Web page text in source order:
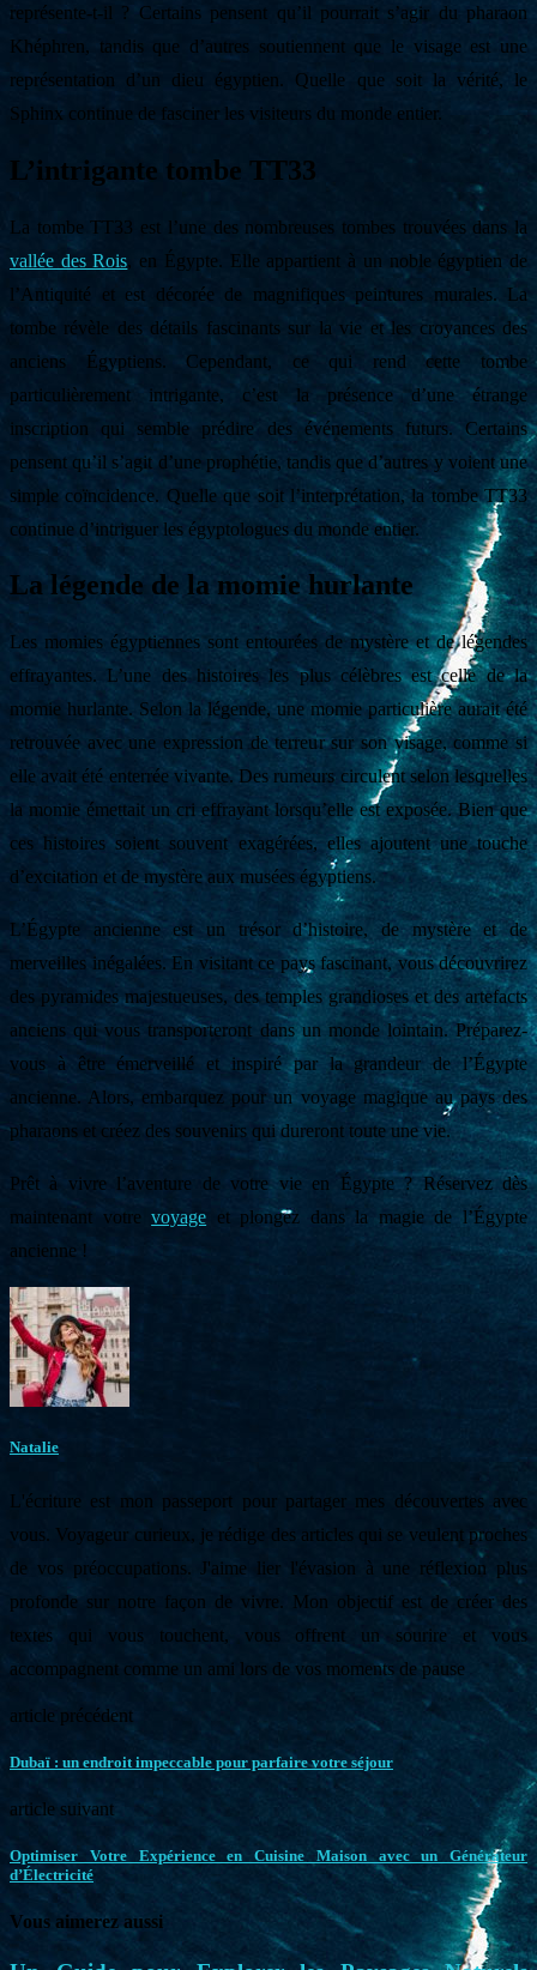
représente-t-il ? Certains pensent qu’il pourrait s’agir du pharaon
Khéphren, tandis que d’autres soutiennent que le visage est une
représentation d’un dieu égyptien. Quelle que soit la vérité, le
Sphinx continue de fasciner les visiteurs du monde entier.
L’intrigante tombe TT33
La tombe TT33 est l’une des nombreuses tombes trouvées dans la
vallée des Rois, en Égypte. Elle appartient à un noble égyptien de
l’Antiquité et est décorée de magnifiques peintures murales. La
tombe révèle des détails fascinants sur la vie et les croyances des
anciens Égyptiens. Cependant, ce qui rend cette tombe
particulièrement intrigante, c’est la présence d’une étrange
inscription qui semble prédire des événements futurs. Certains
pensent qu’il s’agit d’une prophétie, tandis que d’autres y voient une
simple coïncidence. Quelle que soit l’interprétation, la tombe TT33
continue d’intriguer les égyptologues du monde entier.
La légende de la momie hurlante
Les momies égyptiennes sont entourées de mystère et de légendes
effrayantes. L’une des histoires les plus célèbres est celle de la
momie hurlante. Selon la légende, une momie particulière aurait été
retrouvée avec une expression de terreur sur son visage, comme si
elle avait été enterrée vivante. Des rumeurs circulent selon lesquelles
la momie émettait un cri effrayant lorsqu’elle est exposée. Bien que
ces histoires soient souvent exagérées, elles ajoutent une touche
d’excitation et de mystère aux musées égyptiens.
L’Égypte ancienne est un trésor d’histoire, de mystère et de
merveilles inégalées. En visitant ce pays fascinant, vous découvrirez
des pyramides majestueuses, des temples grandioses et des artefacts
anciens qui vous transporteront dans un monde lointain. Préparez-
vous à être émerveillé et inspiré par la grandeur de l’Égypte
ancienne. Alors, embarquez pour un voyage magique au pays des
pharaons et créez des souvenirs qui dureront toute une vie.
Prêt à vivre l’aventure de votre vie en Égypte ? Réservez dès
maintenant votrevoyage et plongez dans la magie de l’Égypte
ancienne !
Natalie
L'écriture est mon passeport pour partager mes découvertes avec
vous. Voyageur curieux, je rédige des articles qui se veulent proches
de vos préoccupations. J'aime lier l'évasion à une réflexion plus
profonde sur notre façon de vivre. Mon objectif est de créer des
textes qui vous touchent, vous offrent un sourire et vous
accompagnent comme un ami lors de vos moments de pause
article précédent
Dubaï : un endroit impeccable pour parfaire votre séjour
article suivant
Optimiser Votre Expérience en Cuisine Maison avec un Générateur
d’Électricité
Vous aimerez aussi